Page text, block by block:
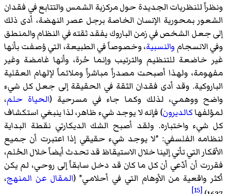
ونظراً للنظريات الجديدة حول مركزية الشمس والتتابع في فقدان
الشعور بمحورية الإنسان الخاصة برجل عصر النهضة، أدى ذلك
إلى جعل الشخص في زمن الباروك يفقد ثقته في النظام والمنطق
وفي الانسجام والنسبية، وخصوصاً في الطبيعة، التي وُصفت بأنها
غير خاضعة للتنظيم والترتيب وإنما حُرة، وأنها غامضة وغير
مفهومة، ولهذا أصبحت مصدراً مباشراً وملائماً لإلهام العقلية
الباروكية. وقد أدى فقدان الثقة في الحقيقة إلى جعل كل شيء
واضح ووهمي، لذلك وكما جاء في مسرحية (الحياة حلم،
لمؤلفهاكالديرون) فإنه لا يوجد شيء ظاهر، لذا ينبغي استكشاف
كل شيء واختباره. ولقد أصبح الشك الديكارتي نقطة البداية
لنظامه الفلسفي: "لا يوجد شيء حقيقي إذا اعتبرت أن جميع
الأفكار التي تأتي إلينا خلال الاستيقاظ قد تحدث أيضاً خلال الحُلم،
فقررت أن أدّعي أن كل ما كان قد دخل سابقاً إلى روحي، لم يكن
أكثر واقعية من الأوهام التي في أحلامي" (المقال عن المنهج،
[15]